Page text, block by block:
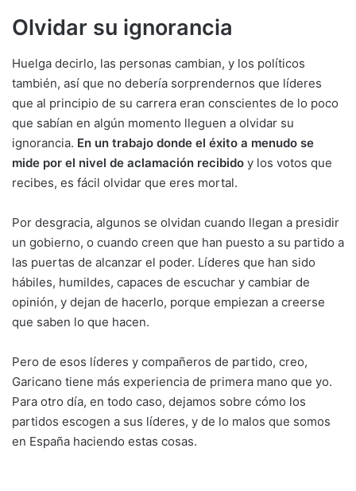
Olvidar su ignorancia
Huelga decirlo, las personas cambian, y los políticos
también, así que no debería sorprendernos que líderes
que al principio de su carrera eran conscientes de lo poco
que sabían en algún momento lleguen a olvidar su
ignorancia. En un trabajo donde el éxito a menudo se
mide por el nivel de aclamación recibido y los votos que
recibes, es fácil olvidar que eres mortal.
Por desgracia, algunos se olvidan cuando llegan a presidir
un gobierno, o cuando creen que han puesto a su partido a
las puertas de alcanzar el poder. Líderes que han sido
hábiles, humildes, capaces de escuchar y cambiar de
opinión, y dejan de hacerlo, porque empiezan a creerse
que saben lo que hacen.
Pero de esos líderes y compañeros de partido, creo,
Garicano tiene más experiencia de primera mano que yo.
Para otro día, en todo caso, dejamos sobre cómo los
partidos escogen a sus líderes, y de lo malos que somos
en España haciendo estas cosas.